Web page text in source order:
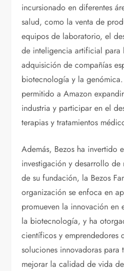
incursionado en diferentes
salud, como la venta de
equipos de laboratorio, el
de inteligencia artificial para
adquisición de compañías
biotecnología y la
permitido a Amazon
industria y participar en el
terapias y tratamientos
Además, Bezos ha invertido
investigación y desarrollo de
de su fundación, la Bezos
organización se enfoca en
promueven la innovación en
la biotecnología, y ha
científicos y emprendedores
soluciones innovadoras para
mejorar la calidad de vida